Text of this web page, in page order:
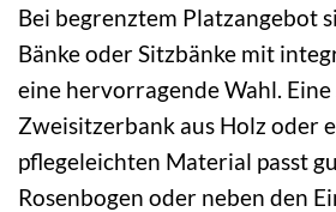
Bei begrenztem Platzangebot
Bänke oder Sitzbänke mit
eine hervorragende Wahl. Eine
Zweisitzerbank aus Holz oder
pflegeleichten Material passt
Rosenbogen oder neben den